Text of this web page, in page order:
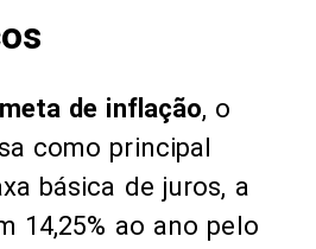
de inflação, o
como principal
básica de juros, a
14,25% ao ano pelo